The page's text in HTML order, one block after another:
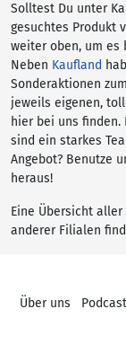
Solltest Du unter
gesuchtes Produkt
weiter oben, um es
Neben Kaufland
Sonderaktionen
jeweils eigenen,
hier bei uns finden.
sind ein starkes
Angebot? Benutze
heraus!
Eine Übersicht aller
anderer Filialen
Über uns Podcast